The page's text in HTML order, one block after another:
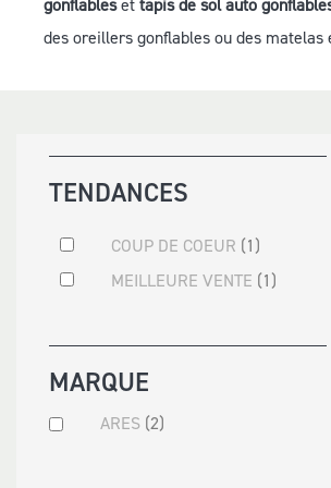
OUTDOOR
gonflablesettapis de sol auto
des oreillers gonflables ou des matelas
TENDANCES
COUP DE COEUR 1
MEILLEURE VENTE 1
MARQUE
ARES 2